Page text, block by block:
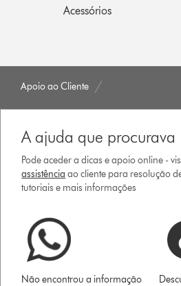
Acessórios
Apoio ao Cliente
A ajuda que procurava
Pode aceder a dicas e apoio online -
assistência ao cliente para resolução
tutoriais e mais informações
Não encontrou a informação